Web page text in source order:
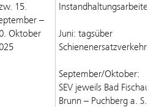
15.
–
Oktober
Instandhaltungsarbeiten
Juni: tagsüber
Schienenersatzverkehr
September/Oktober:
SEV jeweils Bad Fischau-
Brunn – Puchberg a. S.